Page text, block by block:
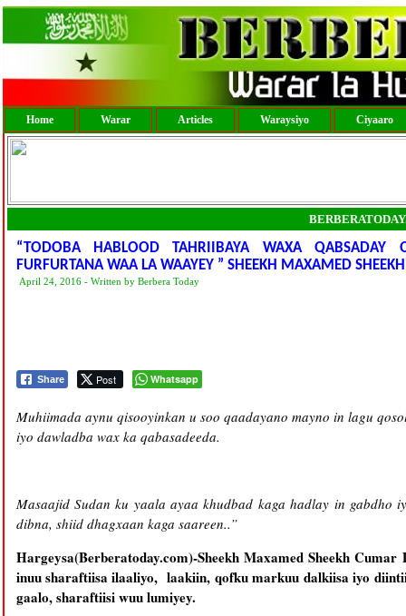
Home Warar Articles Waraysiyo Ciyaaro
“TODOBA HABLOOD TAHRIIBAYA WAXA
FURFURTANA WAA LA WAAYEY ” SHEEKH MAXAMED
April 24, 2016 - Written by Berbera Today
Share Post Whatsapp
Muhiimada aynu qisooyinkan u soo qaadayano mayno in lagu
iyo dawladba wax ka qabasadeeda.
Masaajid Sudan ku yaala ayaa khudbad kaga hadlay in
dibna, shiid dhagxaan kaga saareen..”
Hargeysa(Berberatoday.com)-Sheekh Maxamed Sheekh
inuu sharaftiisa ilaaliyo, laakiin, qofku markuu dalkiisa iyo
gaalo, sharaftiisi wuu lumiyey.